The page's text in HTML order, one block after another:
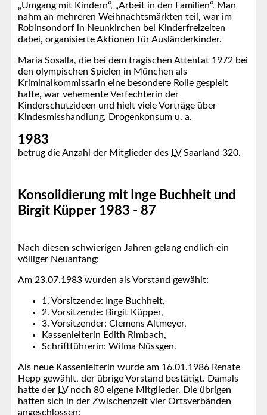
„Umgang mit Kindern“, „Arbeit in den Familien“. Man
nahm an mehreren Weihnachtsmärkten teil, war im
Robinsondorf in Neunkirchen bei Kinderfreizeiten
dabei, organisierte Aktionen für Ausländerkinder.
Maria Sosalla, die bei dem tragischen Attentat 1972 bei
den olympischen Spielen in München als
Kriminalkommissarin eine besondere Rolle gespielt
hatte, war vehemente Verfechterin der
Kinderschutzideen und hielt viele Vorträge über
Kindesmisshandlung, Drogenkonsum u. a.
1983
betrug die Anzahl der Mitglieder des LVSaarland 320.
Konsolidierung mit Inge Buchheit und
Birgit Küpper 1983 - 87
Nach diesen schwierigen Jahren gelang endlich ein
völliger Neuanfang:
Am 23.07.1983 wurden als Vorstand gewählt:
1. Vorsitzende: Inge Buchheit,
2. Vorsitzende: Birgit Küpper,
3. Vorsitzender: Clemens Altmeyer,
Kassenleiterin Edith Rimbach,
Schriftführerin: Wilma Nüssgen.
Als neue Kassenleiterin wurde am 16.01.1986 Renate
Hepp gewählt, der übrige Vorstand bestätigt. Damals
hatte der LVnoch 80 eigene Mitglieder. Die übrigen
hatten sich in der Zwischenzeit vier Ortsverbänden
angeschlossen: